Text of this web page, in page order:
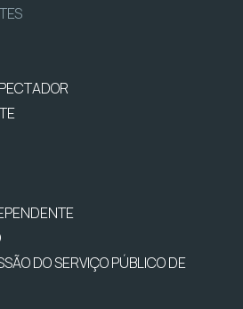
DO SERVIÇO PÚBLICO DE